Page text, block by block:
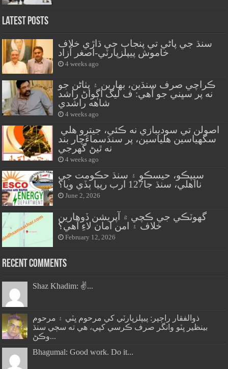
Latest Posts
سنڌ جي پاڻي تي پنجاب جي ڌاڙي خلاف
خاموش پيپلزپارٽي-اصغر آزاد
4 weeks ago
ڪراچي صرف سنڌين، بهارين ۽ پٺاڻن جو
نه پر سڀني جو آهي: ف ليگ اڳواڻ راشد
شاهه راشدي
4 weeks ago
سگهياسين هلياسين، پر سنڌسماءَچار بند
نه ٿيڻ گهرجي
4 weeks ago
سيپڪو، حيسڪو ۽ سنڌ حڪومت جي
نااهلي، سنڌ جا127 ارب رپيا ٻڏي ويا؟
June 2, 2026
گهوٽڪي جي ڪچي ۾ آپريشن ڏوهارين
خلاف ۽ امن امان لاءِ آهي؟
February 12, 2026
Recent Comments
Shaz Khadim: ✌️...
ذوالفقار راڄپر: پيپلزپارٽي کي مرحوم ڀٽي ۽ مرحوم
بينظير ڀٽو وانگر صرف ڪرسي کپي، هي ته سڄي سنڌ
وڪڻ...
Bhagumal: Good work. Do it...